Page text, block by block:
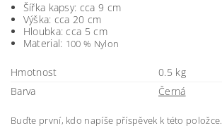
Šířka kapsy: cca 9 cm
Výška: cca 20 cm
Hloubka: cca 5 cm
Material: 100 % Nylon
Hmotnost
0.5 kg
Barva
Černá
Buďte první, kdo napíše příspěvek k této položce.